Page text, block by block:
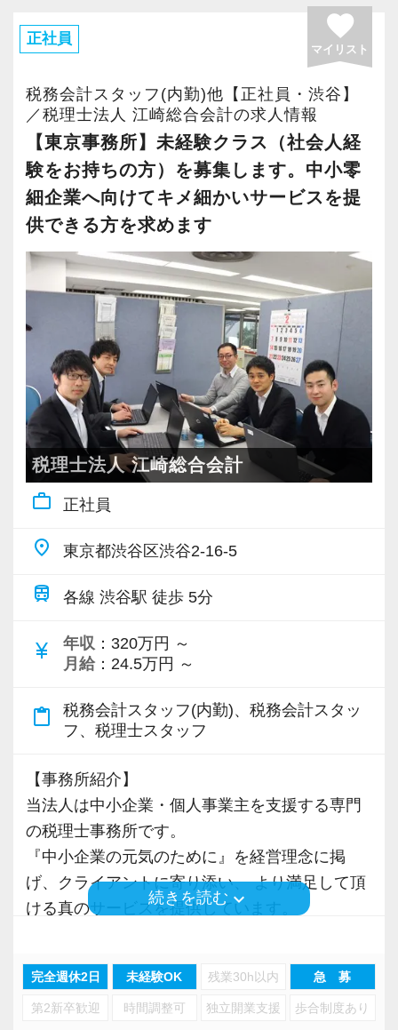
します。
そのため、勢いだけではどうにもならない課題
越えていきましょう！
常に自ら学ぶ姿勢で臨んでください。着実に実
績を作りながら課題や問題の分析スキルを身に
付ける経験を積むことが自信に繋がります。
多くのインターン生を育成した実績があります
ので、安心して仲間と一緒に働く楽しさと自分
の成⻑を日々実感して頂けると思います。
自分が「将来こうなりたい」「こんな風に成⻑
したい」「こういうサービスを提供したい」と
いう夢を語れる若いパワーのある方を求めてい
ます。
新しい扉を開けるのはとても勇気がいることで
すが、輝ける未来のために一歩を踏み出して一
緒に頑張っていきませんか？
【現役スタッフの声】
インターンから新卒で入社しました。
うくらい実践に近い形の業務を任されて大変な1
ることができました。
まだ入社１年目ですが、すでに法人20件・個人8
す。
オフィスに税理士がいるので、わからないこと
はすぐ聞けるのがいいですね。
経験と知識をつけて、お客様から頼られる存
在、後輩の手本になるような存在になれるよう
に頑張っています。
お客様に対しても、仲間に対しても、アットホ
ームで明るい会社です。
【明確なキャリアパスで成長をバックアップし
キャリアステップは等級制（1〜6等級）で、求
められる業務レベルや役割を明確にしていま
す。目標設定がしやすく、成長を実感しながら
ステップアップが可能です。
昇級は年に2回の自己申請制で何度でもチャレン
ジできます。
【定期的な班替えや席替えで、より多くのこと
を学べる体制！】
当社ではフリーアドレスと固定席を併用しなが
ら業務を行っています。
そのなかで定期的な席替えやチームの班替えを
実施。得意分野や経験の異なる様々な人と一緒
に仕事を行うことで、より柔軟かつ多彩なノウ
ハウや知識を身に付けられる体制を整えていま
す。
また関西・関東とそれぞれの拠点での交流もあ
り、オンライン・オフラインを問わず気軽に話
り】
社会保険等の一般的な福利厚生の他に、各種手
税務能力検定等の資格検定に合格するともらえ
年（10万円）を支給する「勤続手当」もありま
す。
詳しくはこちら（リンク先：https://www.tokyo-
consulting.com/recruit/environment/benefits）
【成長のための5つのこだわりを大事にしていま
ポンス・プラス思考・有言実行・他責禁止・気
配り」を掲げ、一人ひとりが実行しています。
ただし本人の希望と経験をしっかり考慮した
上、業務をお任せしていきますので無理なくス
テップアップを目指せます。
当法人では社員各々が得意分野や強みを持ち合
わせていますので、将来的に身につけたいスキ
ルや経験を教えてください。
『あなたが成りたい自分を見つけられる職場環
【常に安定性&働きやすい環境を整備していま
す！】
①高い利益率を生み出す
現在事務所全体で約1200社との顧問契約があり
ます。
なんと契約の7割がクライアント訪問しない「簡
易顧問契約」となり、年々順調に顧問先が増加
しています。
社内には資格取得ために勉強中の社員も多数在
籍。
様々な実務経験を積むことができ、資格取得に
向け仲間と切磋琢磨できる環境があります。
他にも試験前にはまとまった休暇取得が可能で
③残業少なめ&年間休日120日以上
しています。
給与に固定残業代を含んでいますが、当法人の
考え方としては残業して仕事をしなければいけ
ないということではなく、効率的に仕事を行
い、実績を上げる社員に見合った給与をきちん
と提供したいという社長の想いがあります。
程度、休みも完全週休2日や有給休暇も取得しや
すい環境です。
働く社員ほとんどがオンオフしっかりとつけて
向上を目指し、「東京事務所」で社員の増員を
行っています。
東京事務所は渋谷駅から徒歩5分の好立地にあ
り、15名の社員が在席しています。
担当者初級クラスのポジションとして求めてい
るのは、安心して直接顧客担当を任せることの
できる、知識・経験・対応力のある方。
実務経験は3年以上を目安としていますが、それ
じて選考を進めさせて頂きます。
中小企業・個人事業主を対象に一通りの年間業
務を卒なく対応できる方、かつ、15社程度の担
当実績のある方であれば、すぐに活躍して頂け
ると思います。
安定した環境でこれまでの経験を活かしなが
ら、スキル&キャリアアップを叶えたいという方
は当法人で実現してみませんか？
つけることが可能！】
告・年末調整・税務相談などです。
門部署が担当しますので、本来の専門家として
また当法人の中である程度の経験を積んで頂い
資・各種行政手続きなども担当します。
中小企業・個人事業主を支援する専門家とし
て、経営管理全般の幅広い知識が習得可能で
す。
ただし本人の希望と経験をしっかり考慮した
テップアップを目指せます。
当法人では社員各々が得意分野や強みを持ち合
わせていますので、将来的に身につけたいスキ
正社員 favorite
マイリスト
税務会計スタッフ(内勤)他【正社員・渋谷】
／税理士法人 江崎総合会計の求人情報
【東京事務所】未経験クラス（社会人経
験をお持ちの方）を募集します。中小零
細企業へ向けてキメ細かいサービスを提
供できる方を求めます
税理士法人 江崎総合会計
work_outline 正社員
place 東京都渋谷区渋谷2-16-5
train 各線 渋谷駅 徒歩 5分
currency_yen 年収 ：320万円 ～
月給 ：24.5万円 ～
content_paste
税務会計スタッフ(内勤)、税務会計スタッ
フ、税理士スタッフ
【事務所紹介】
当法人は中小企業・個人事業主を支援する専門
の税理士事務所です。
『中小企業の元気のために』を経営理念に掲
げ、クライアントに寄り添い、 より満足して頂
ける真のサービスを提供しています。
ました。
続きを読むkeyboard_arrow_down
完全週休2日 未経験OK 残業30h以内 急 募
第2新卒歓迎 時間調整可 独立開業支援 歩合制度あり